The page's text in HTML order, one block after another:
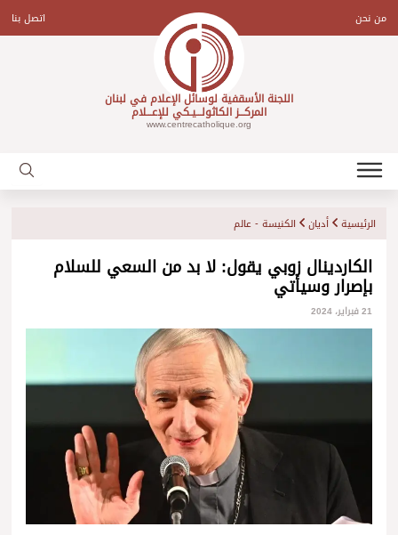
contentمن نحن اتصل بنا
اللجنة الأسقفية لوسائل الإعلام في لبنان
المركـــز الكاثولـــيـكي للإعـــلام
www.centrecatholique.org
الرئيسية أديان الكنيسة - عالم
الكاردينال زوبي يقول: لا بد من السعي للسلام
بإصرار وسيأتي
21 فبراير، 2024